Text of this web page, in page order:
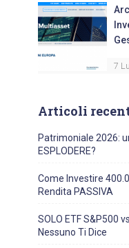
7
Articoli
Patrimoniale 2026:
ESPLODERE?
Come Investire
Rendita PASSIVA
SOLO ETF S&P500
Nessuno Ti Dice